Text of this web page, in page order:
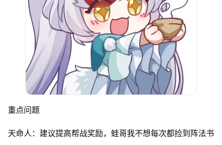
重点问题
天命人：建议提高帮战奖励，蛙哥我不想每次都捡到阵法书